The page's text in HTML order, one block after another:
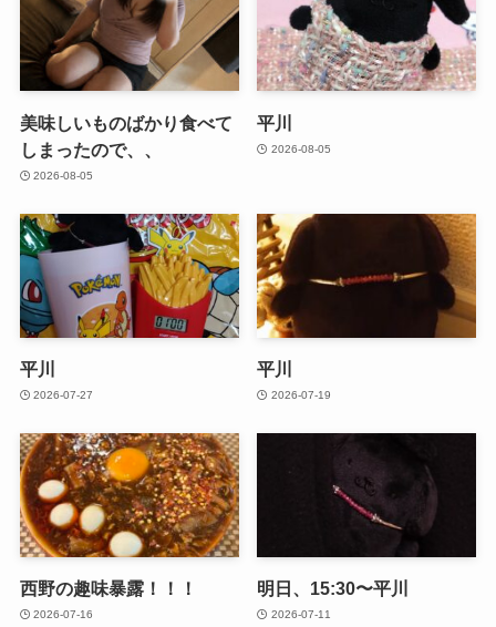
美味しいものばかり食べて
しまったので、、
2026-08-05
平川
2026-08-05
平川
2026-07-27
平川
2026-07-19
西野の趣味暴露！！！
2026-07-16
明日、15:30〜平川
2026-07-11